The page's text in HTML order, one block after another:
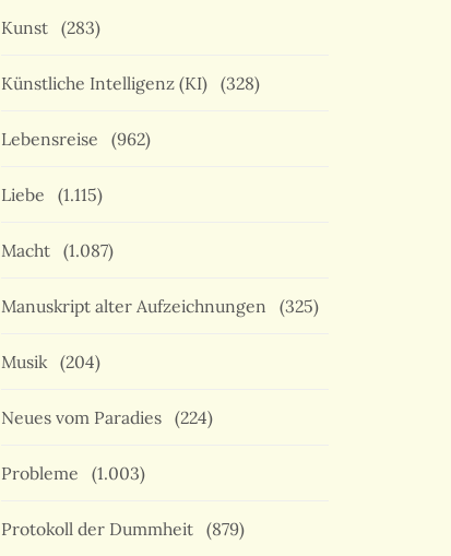
Kunst (283)
Künstliche Intelligenz (KI) (328)
Lebensreise (962)
Liebe (1.115)
Macht (1.087)
Manuskript alter Aufzeichnungen (325)
Musik (204)
Neues vom Paradies (224)
Probleme (1.003)
Protokoll der Dummheit (879)